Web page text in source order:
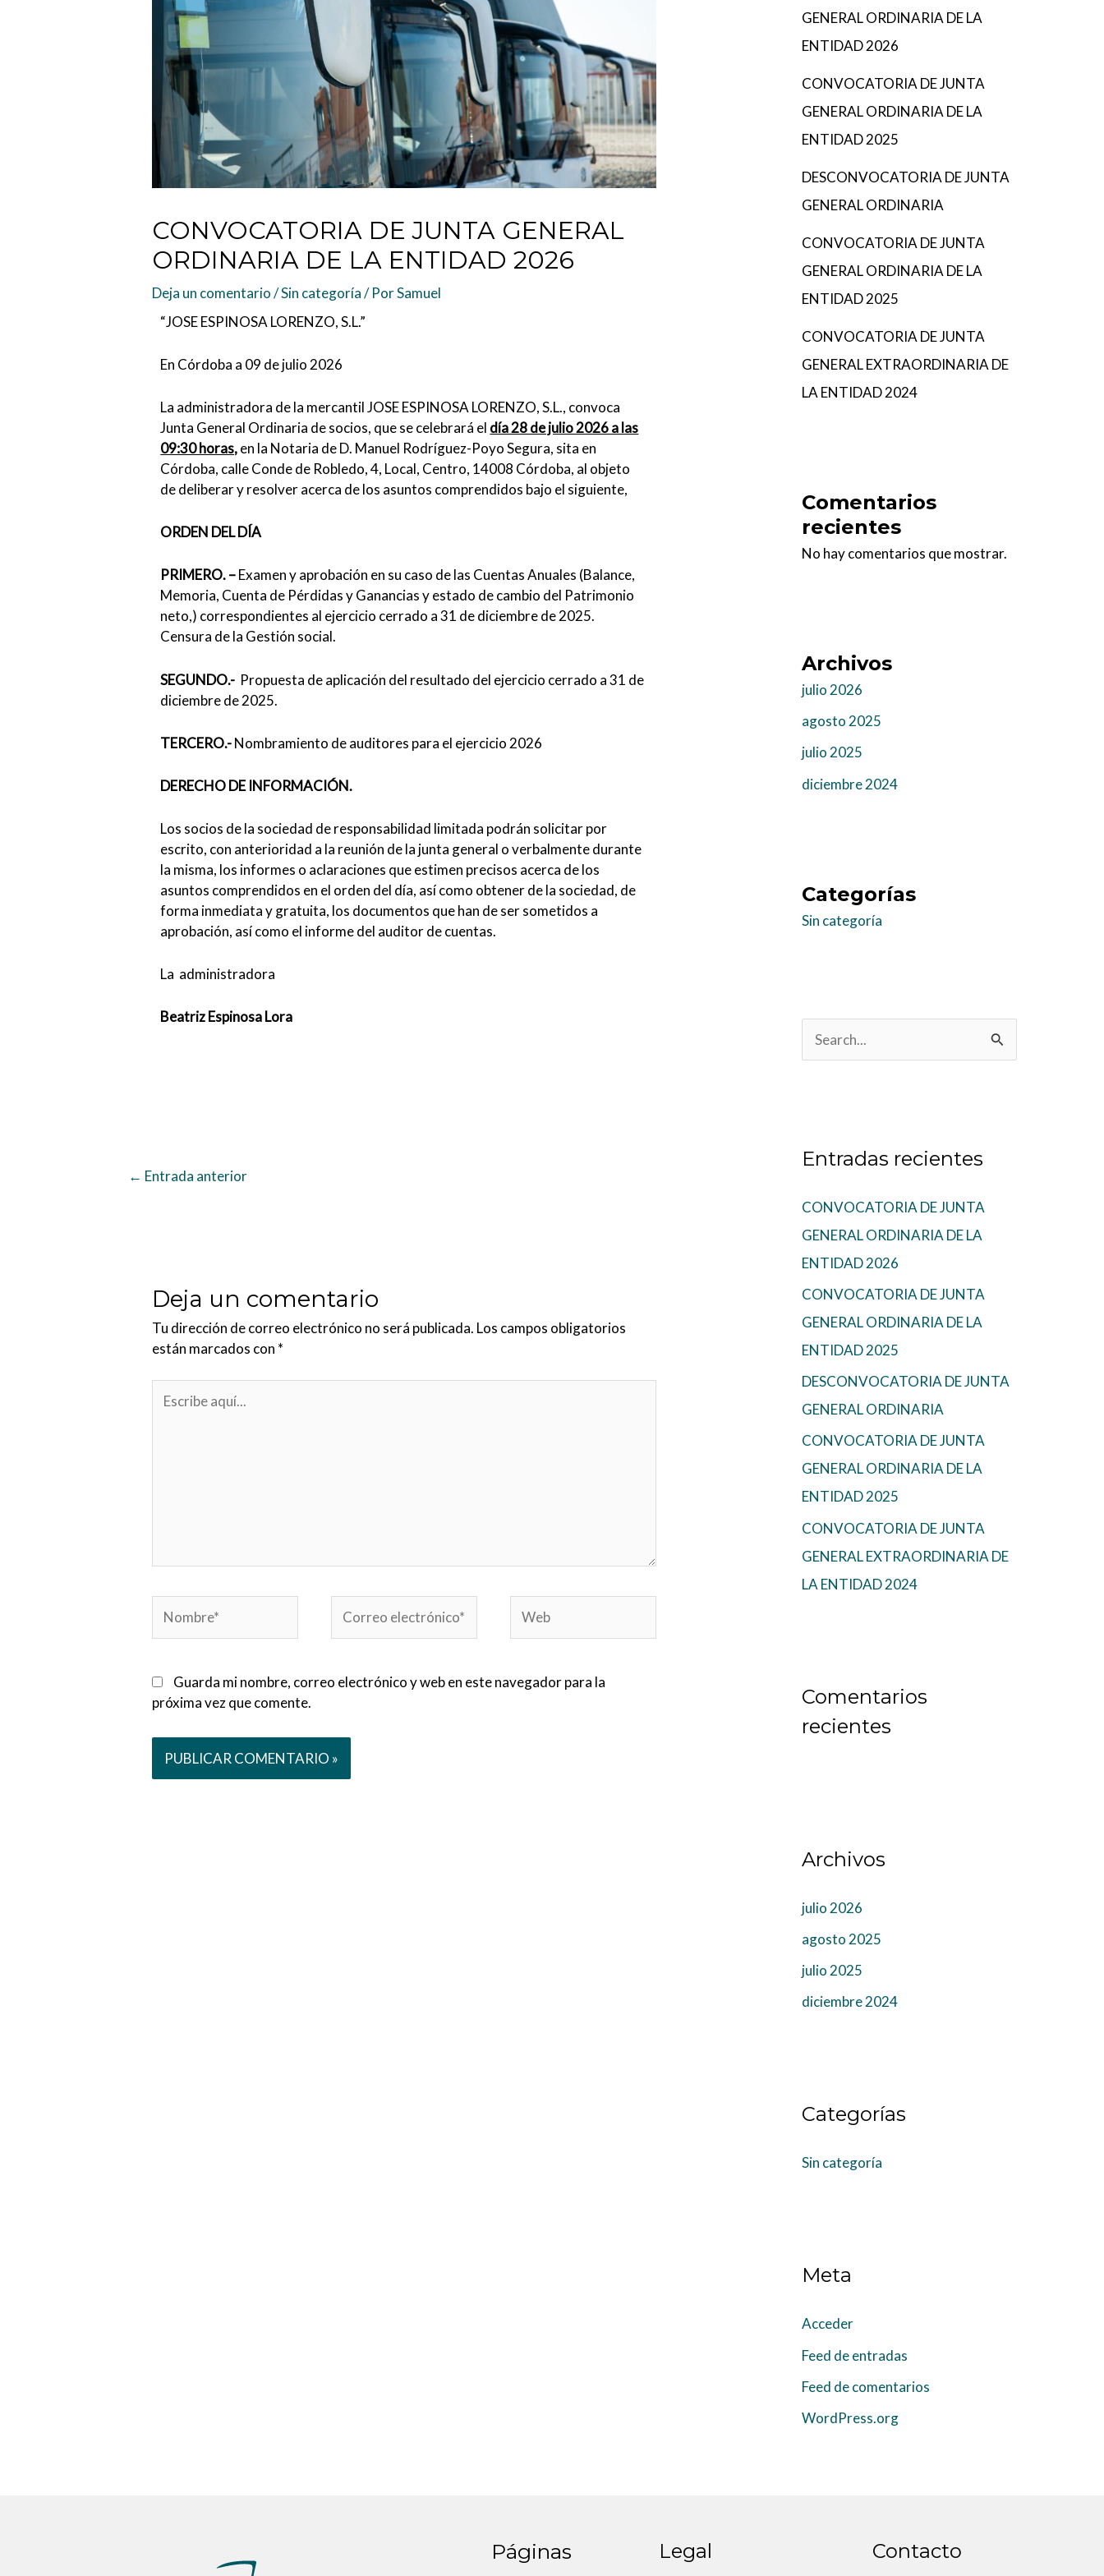
CONVOCATORIA DE JUNTA GENERAL
ORDINARIA DE LA ENTIDAD 2026
Deja un comentario /Sin categoría/ PorSamuel
“JOSE ESPINOSA LORENZO, S.L.”
En Córdoba a 09 de julio 2026
La administradora de la mercantil JOSE ESPINOSA LORENZO, S.L., convoca
Junta General Ordinaria de socios, que se celebrará el día 28 de julio 2026 a las
09:30 horas,en la Notaria de D. Manuel Rodríguez-Poyo Segura, sita en
Córdoba, calle Conde de Robledo, 4, Local, Centro, 14008 Córdoba, al objeto
de deliberar y resolver acerca de los asuntos comprendidos bajo el siguiente,
ORDEN DEL DÍA
PRIMERO. –Examen y aprobación en su caso de las Cuentas Anuales (Balance,
Memoria, Cuenta de Pérdidas y Ganancias y estado de cambio del Patrimonio
neto,) correspondientes al ejercicio cerrado a 31 de diciembre de 2025.
Censura de la Gestión social.
SEGUNDO.- Propuesta de aplicación del resultado del ejercicio cerrado a 31 de
diciembre de 2025.
TERCERO.-Nombramiento de auditores para el ejercicio 2026
DERECHO DE INFORMACIÓN.
Los socios de la sociedad de responsabilidad limitada podrán solicitar por
escrito, con anterioridad a la reunión de la junta general o verbalmente durante
la misma, los informes o aclaraciones que estimen precisos acerca de los
asuntos comprendidos en el orden del día, así como obtener de la sociedad, de
forma inmediata y gratuita, los documentos que han de ser sometidos a
aprobación, así como el informe del auditor de cuentas.
La administradora
Beatriz Espinosa Lora
← Entrada anterior
Deja un comentario
Tu dirección de correo electrónico no será publicada. Los campos obligatorios
están marcados con *
aquí...
electrónico*
Guarda mi nombre, correo electrónico y web en este navegador para la
próxima vez que comente.
GENERAL ORDINARIA DE LA
ENTIDAD 2026
CONVOCATORIA DE JUNTA
GENERAL ORDINARIA DE LA
ENTIDAD 2025
DESCONVOCATORIA DE JUNTA
GENERAL ORDINARIA
CONVOCATORIA DE JUNTA
GENERAL ORDINARIA DE LA
ENTIDAD 2025
CONVOCATORIA DE JUNTA
GENERAL EXTRAORDINARIA DE
LA ENTIDAD 2024
Comentarios
recientes
No hay comentarios que mostrar.
Archivos
julio 2026
agosto 2025
julio 2025
diciembre 2024
Categorías
Sin categoría
a
p
o
r
:
Entradas recientes
CONVOCATORIA DE JUNTA
GENERAL ORDINARIA DE LA
ENTIDAD 2026
CONVOCATORIA DE JUNTA
GENERAL ORDINARIA DE LA
ENTIDAD 2025
DESCONVOCATORIA DE JUNTA
GENERAL ORDINARIA
CONVOCATORIA DE JUNTA
GENERAL ORDINARIA DE LA
ENTIDAD 2025
CONVOCATORIA DE JUNTA
GENERAL EXTRAORDINARIA DE
LA ENTIDAD 2024
Comentarios
recientes
Archivos
julio 2026
agosto 2025
julio 2025
diciembre 2024
Categorías
Sin categoría
Meta
Acceder
Feed de entradas
Feed de comentarios
WordPress.org
Páginas Legal Contacto